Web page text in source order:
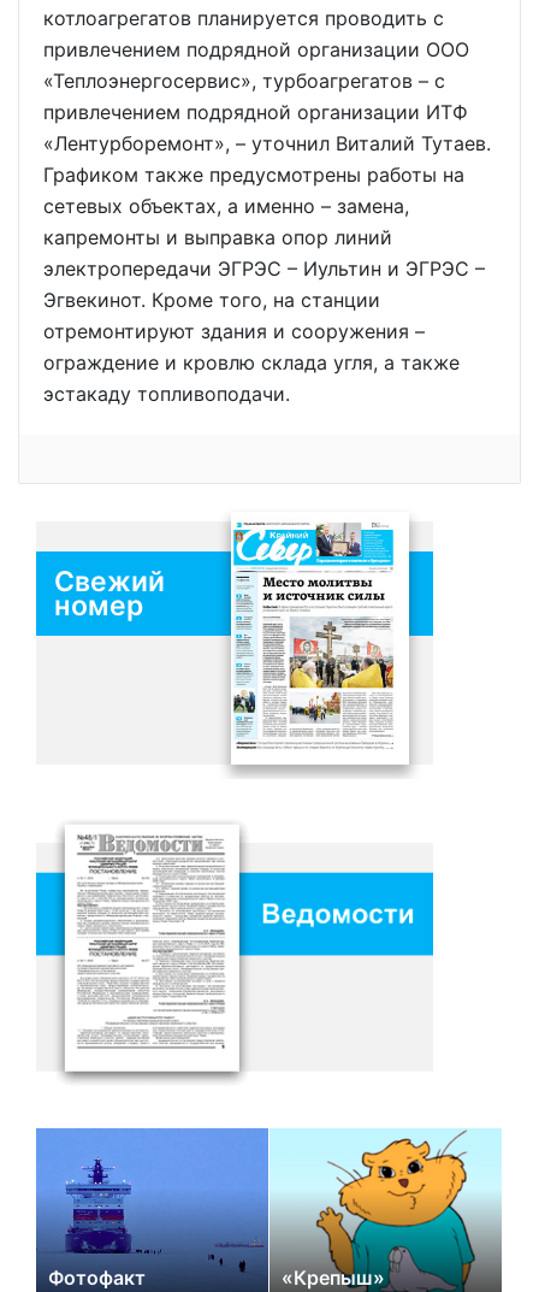
котлоагрегатов планируется проводить с
привлечением подрядной организации ООО
«Теплоэнергосервис», турбоагрегатов – с
привлечением подрядной организации ИТФ
«Лентурборемонт», – уточнил Виталий Тутаев.
Графиком также предусмотрены работы на
сетевых объектах, а именно – замена,
капремонты и выправка опор линий
электропередачи ЭГРЭС – Иультин и ЭГРЭС –
Эгвекинот. Кроме того, на станции
отремонтируют здания и сооружения –
ограждение и кровлю склада угля, а также
эстакаду топливоподачи.
Свежий
номер
Фотофакт «Крепыш»